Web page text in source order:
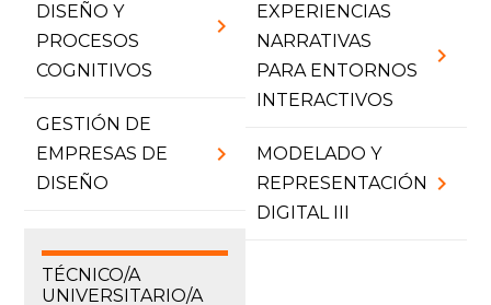
DISEÑO Y
PROCESOS
COGNITIVOS
chevron_right
GESTIÓN DE
EMPRESAS DE
DISEÑO
chevron_right
TÉCNICO/A
UNIVERSITARIO/A
EXPERIENCIAS
NARRATIVAS
PARA ENTORNOS
INTERACTIVOS
chevron_right
MODELADO Y
REPRESENTACIÓN
DIGITAL III
chevron_right